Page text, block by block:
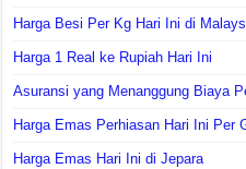
Harga Besi Per Kg Hari Ini di
Harga 1 Real ke Rupiah Hari Ini
Asuransi yang Menanggung Biaya
Harga Emas Perhiasan Hari Ini Per
Harga Emas Hari Ini di Jepara